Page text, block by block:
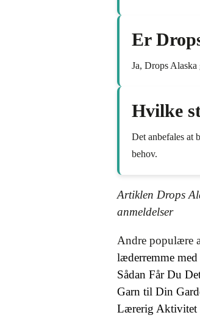
Er
Ja, Drops
Hvilke
Det anbefales at
behov.
Artiklen Drops
anmeldelser
Andre populære
læderremme med
Sådan Får Du
Garn til Din
Lærerig Aktivitet